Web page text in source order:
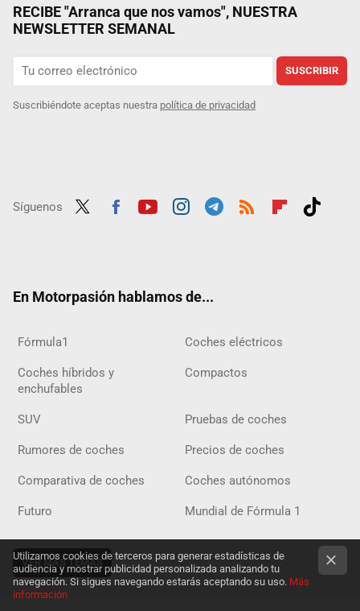
RECIBE "Arranca que nos vamos", NUESTRA
NEWSLETTER SEMANAL
SUSCRIBIR
Suscribiéndote aceptas nuestra política de privacidad
Síguenos
En Motorpasión hablamos de...
Fórmula1 Coches eléctricos
Coches híbridos y
enchufables
Compactos
SUV Pruebas de coches
Rumores de coches Precios de coches
Comparativa de coches Coches autónomos
Futuro Mundial de Fórmula 1
VER MÁS TEMAS
Utilizamos cookies de terceros para generar estadísticas de
audiencia y mostrar publicidad personalizada analizando tu
navegación. Si sigues navegando estarás aceptando su uso. Más
información